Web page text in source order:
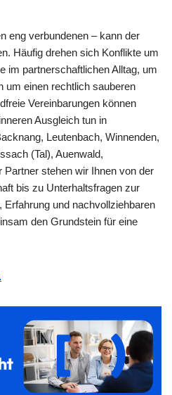
eng verbundenen – kann der
Häufig drehen sich Konflikte um
im partnerschaftlichen Alltag, um
um einen rechtlich sauberen
Vereinbarungen können
Ausgleich tun in
Leutenbach, Winnenden,
(Tal), Auenwald,
stehen wir Ihnen von der
bis zu Unterhaltsfragen zur
Erfahrung und nachvollziehbaren
den Grundstein für eine